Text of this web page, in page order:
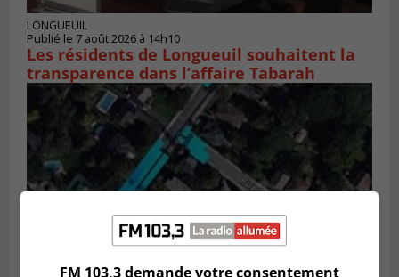
LONGUEUIL
Publié le 7 août 2026 à 14h10
Les résidents de Longueuil souhaitent la
transparence dans l’affaire Tabarah
FM 103,3 demande votre consentement